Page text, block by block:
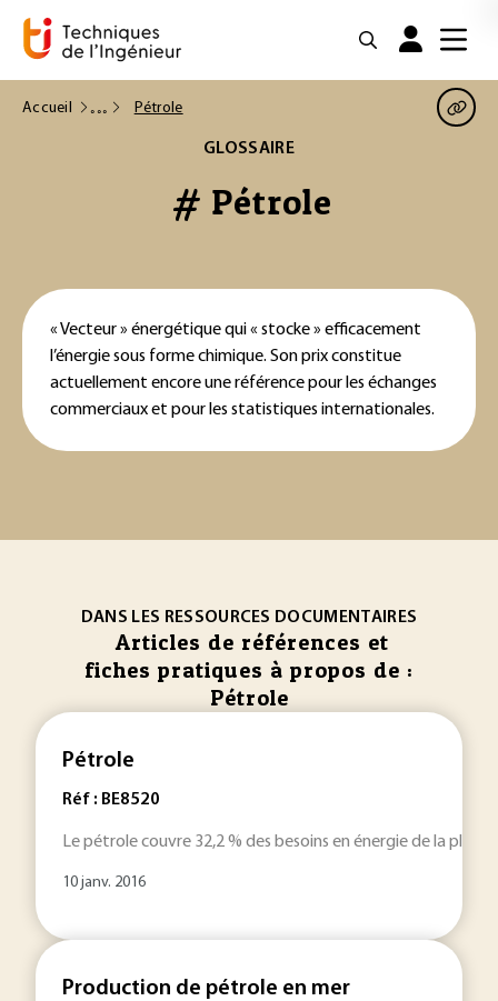
Accueil Pétrole
GLOSSAIRE
# Pétrole
« Vecteur » énergétique qui « stocke » efficacement
l’énergie sous forme chimique. Son prix constitue
actuellement encore une référence pour les échanges
commerciaux et pour les statistiques internationales.
DANS LES RESSOURCES DOCUMENTAIRES
Articles de références et
fiches pratiques à propos de :
Pétrole
Pétrole
Réf : BE8520
Le pétrole couvre 32,2 % des besoins en énergie de la
10 janv. 2016
Production de pétrole en mer